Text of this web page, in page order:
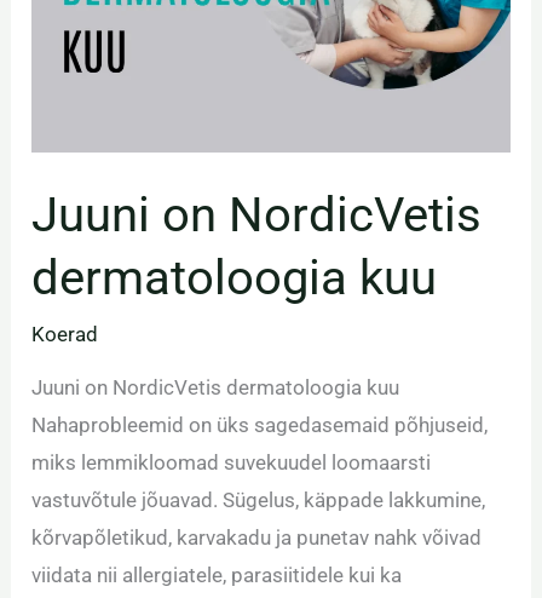
Juuni on NordicVetis
dermatoloogia kuu
Koerad
Juuni on NordicVetis dermatoloogia kuu
Nahaprobleemid on üks sagedasemaid põhjuseid,
miks lemmikloomad suvekuudel loomaarsti
vastuvõtule jõuavad. Sügelus, käppade lakkumine,
kõrvapõletikud, karvakadu ja punetav nahk võivad
viidata nii allergiatele, parasiitidele kui ka